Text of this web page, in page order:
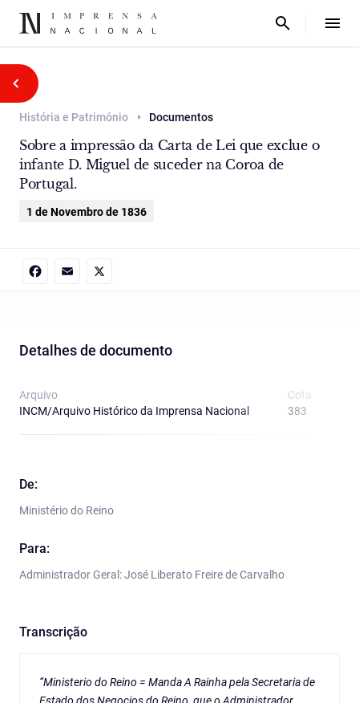
História e Património Documentos
Sobre a impressão da Carta de Lei que exclue o
infante D. Miguel de suceder na Coroa de
Portugal.
1 de Novembro de 1836
Detalhes de documento
Arquivo
INCM/Arquivo Histórico da Imprensa Nacional
Cota
383
De:
Ministério do Reino
Para:
Administrador Geral: José Liberato Freire de Carvalho
Transcrição
“Ministerio do Reino = Manda A Rainha pela Secretaria de